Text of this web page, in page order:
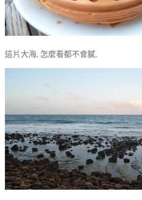
這片大海, 怎麼看都不會膩.